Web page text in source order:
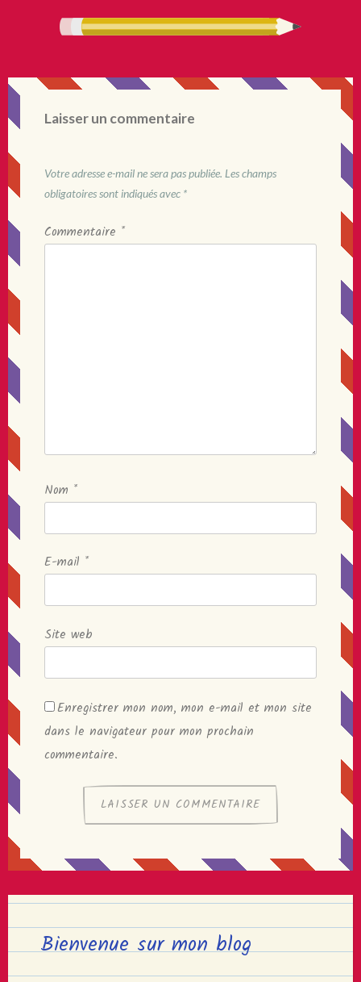
Laisser un commentaire
Votre adresse e-mail ne sera pas publiée. Les champs
obligatoires sont indiqués avec *
Commentaire *
Nom *
E-mail *
Site web
Enregistrer mon nom, mon e-mail et mon site
dans le navigateur pour mon prochain
commentaire.
Bienvenue sur mon blog